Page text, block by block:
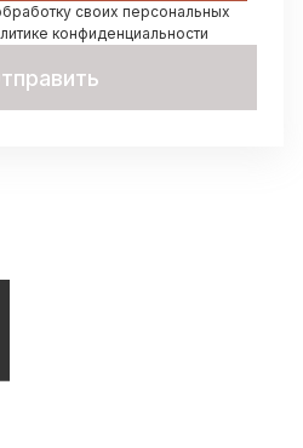
своих персональных
конфиденциальности